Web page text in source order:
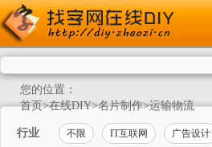
您的位置：
首页>在线DIY>名片制作>运输物流
行业 不限 IT互联网 广告设计